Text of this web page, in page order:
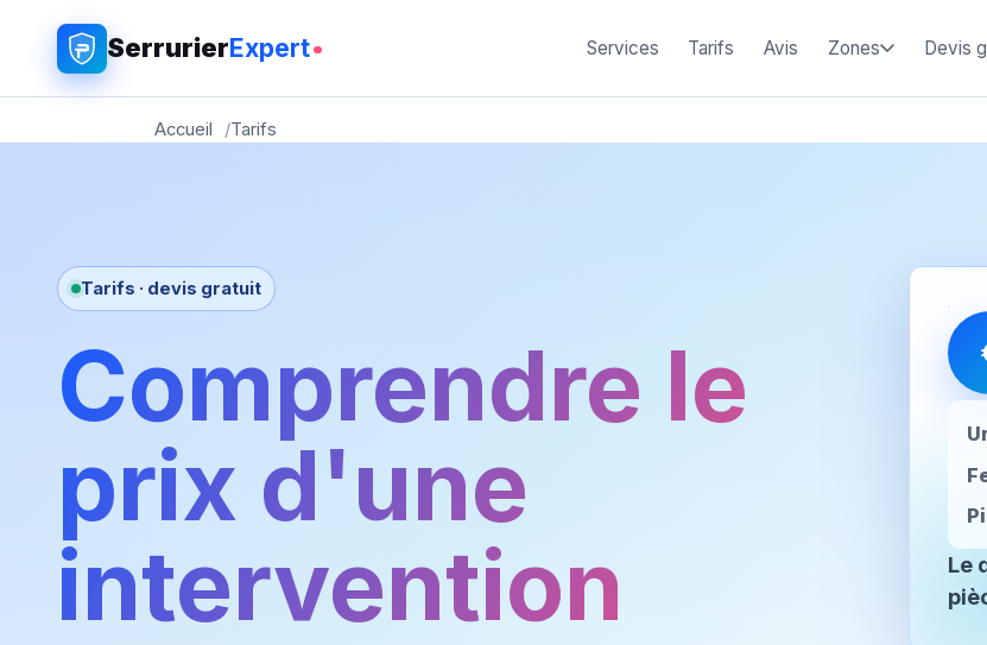
SerrurierExpert Services Tarifs Avis Zones Devis
Accueil Tarifs
Tarifs · devis gratuit
Comprendre le
prix d'une
intervention
Le